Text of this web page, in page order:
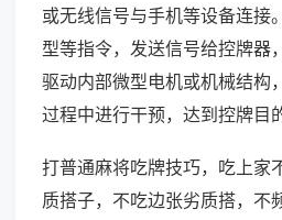
或无线信号与手机等设备连接
型等指令，发送信号给控牌器
驱动内部微型电机或机械结构
过程中进行干预，达到控牌目
打普通麻将吃牌技巧，吃上家
质搭子，不吃边张劣质搭，不